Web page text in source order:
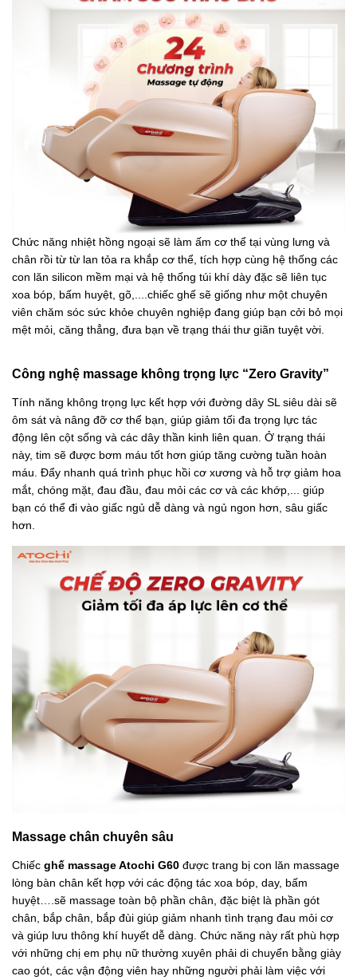
Chức năng nhiệt hồng ngoại sẽ làm ấm cơ thể tại vùng lưng và
chân rồi từ từ lan tỏa ra khắp cơ thể, tích hợp cùng hệ thống các
con lăn silicon mềm mại và hệ thống túi khí dày đặc sẽ liên tục
xoa bóp, bấm huyệt, gõ,....chiếc ghế sẽ giống như một chuyên
viên chăm sóc sức khỏe chuyên nghiệp đang giúp bạn cởi bỏ mọi
mệt mỏi, căng thẳng, đưa bạn về trạng thái thư giãn tuyệt vời.
Công nghệ massage không trọng lực “Zero Gravity”
Tính năng không trọng lực kết hợp với đường dây SL siêu dài sẽ
ôm sát và nâng đỡ cơ thể bạn, giúp giảm tối đa trọng lực tác
động lên cột sống và các dây thần kinh liên quan. Ở trạng thái
này, tim sẽ được bơm máu tốt hơn giúp tăng cường tuần hoàn
máu. Đẩy nhanh quá trình phục hồi cơ xương và hỗ trợ giảm hoa
mắt, chóng mặt, đau đầu, đau mỏi các cơ và các khớp,... giúp
bạn có thể đi vào giấc ngủ dễ dàng và ngủ ngon hơn, sâu giấc
hơn.
Massage chân chuyên sâu
Chiếc ghế massage Atochi G60 được trang bị con lăn massage
lòng bàn chân kết hợp với các động tác xoa bóp, day, bấm
huyệt….sẽ massage toàn bộ phần chân, đặc biệt là phần gót
chân, bắp chân, bắp đùi giúp giảm nhanh tình trạng đau mỏi cơ
và giúp lưu thông khí huyết dễ dàng. Chức năng này rất phù hợp
với những chị em phụ nữ thường xuyên phải di chuyển bằng giày
cao gót, các vận động viên hay những người phải làm việc với